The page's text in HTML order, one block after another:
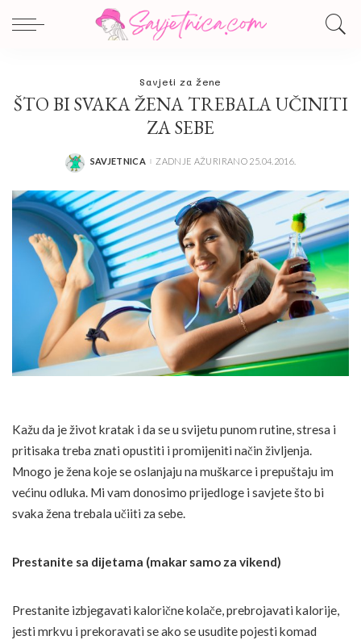
Savjeti za žene
ŠTO BI SVAKA ŽENA TREBALA UČINITI
ZA SEBE
POSTED
SAVJETNICA ZADNJE AŽURIRANO 25.04.2016.
Kažu da je život kratak i da se u svijetu punom rutine, stresa i
pritisaka treba znati opustiti i promijeniti način življenja.
Mnogo je žena koje se oslanjaju na muškarce i prepuštaju im
većinu odluka. Mi vam donosimo prijedloge i savjete što bi
svaka žena trebala učiiti za sebe.
Prestanite sa dijetama (makar samo za vikend)
Prestanite izbjegavati kalorične kolače, prebrojavati kalorije,
jesti mrkvu i prekoravati se ako se usudite pojesti komad